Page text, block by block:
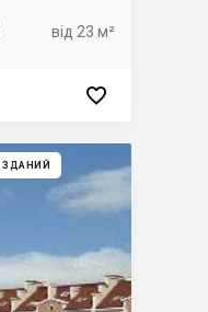
від 23 м²

ЗДАНИЙ